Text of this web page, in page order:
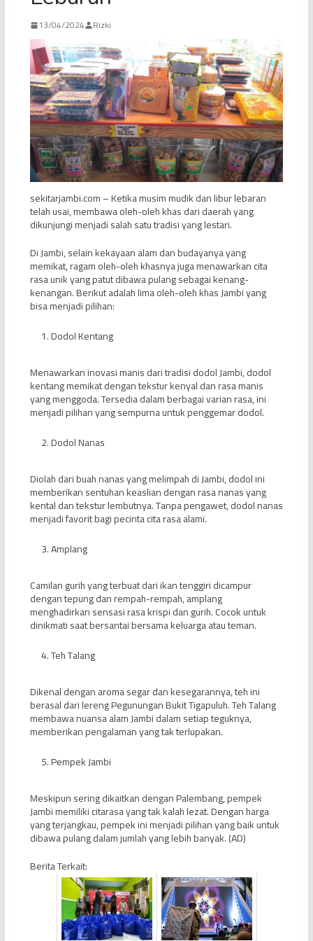
13/04/2024 Rizki
sekitarjambi.com – Ketika musim mudik dan libur lebaran
telah usai, membawa oleh-oleh khas dari daerah yang
dikunjungi menjadi salah satu tradisi yang lestari.
Di Jambi, selain kekayaan alam dan budayanya yang
memikat, ragam oleh-oleh khasnya juga menawarkan cita
rasa unik yang patut dibawa pulang sebagai kenang-
kenangan. Berikut adalah lima oleh-oleh khas Jambi yang
bisa menjadi pilihan:
Dodol Kentang
Menawarkan inovasi manis dari tradisi dodol Jambi, dodol
kentang memikat dengan tekstur kenyal dan rasa manis
yang menggoda. Tersedia dalam berbagai varian rasa, ini
menjadi pilihan yang sempurna untuk penggemar dodol.
Dodol Nanas
Diolah dari buah nanas yang melimpah di Jambi, dodol ini
memberikan sentuhan keaslian dengan rasa nanas yang
kental dan tekstur lembutnya. Tanpa pengawet, dodol nanas
menjadi favorit bagi pecinta cita rasa alami.
Amplang
Camilan gurih yang terbuat dari ikan tenggiri dicampur
dengan tepung dan rempah-rempah, amplang
menghadirkan sensasi rasa krispi dan gurih. Cocok untuk
dinikmati saat bersantai bersama keluarga atau teman.
Teh Talang
Dikenal dengan aroma segar dan kesegarannya, teh ini
berasal dari lereng Pegunungan Bukit Tigapuluh. Teh Talang
membawa nuansa alam Jambi dalam setiap teguknya,
memberikan pengalaman yang tak terlupakan.
Pempek Jambi
Meskipun sering dikaitkan dengan Palembang, pempek
Jambi memiliki citarasa yang tak kalah lezat. Dengan harga
yang terjangkau, pempek ini menjadi pilihan yang baik untuk
dibawa pulang dalam jumlah yang lebih banyak. (AD)
Berita Terkait: